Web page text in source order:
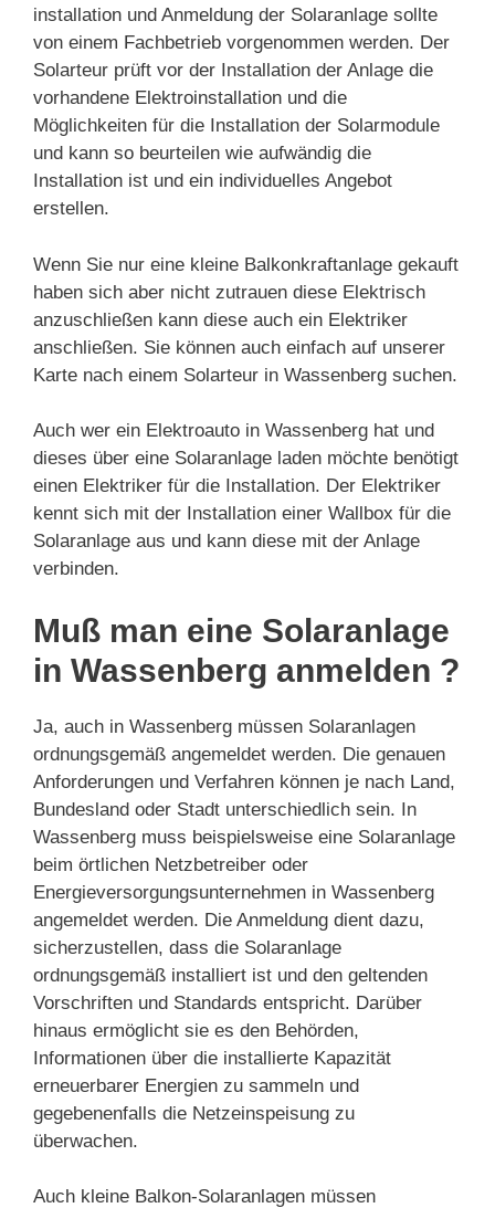
installation und Anmeldung der Solaranlage sollte
von einem Fachbetrieb vorgenommen werden. Der
Solarteur prüft vor der Installation der Anlage die
vorhandene Elektroinstallation und die
Möglichkeiten für die Installation der Solarmodule
und kann so beurteilen wie aufwändig die
Installation ist und ein individuelles Angebot
erstellen.
Wenn Sie nur eine kleine Balkonkraftanlage gekauft
haben sich aber nicht zutrauen diese Elektrisch
anzuschließen kann diese auch ein Elektriker
anschließen. Sie können auch einfach auf unserer
Karte nach einem Solarteur in Wassenberg suchen.
Auch wer ein Elektroauto in Wassenberg hat und
dieses über eine Solaranlage laden möchte benötigt
einen Elektriker für die Installation. Der Elektriker
kennt sich mit der Installation einer Wallbox für die
Solaranlage aus und kann diese mit der Anlage
verbinden.
Muß man eine Solaranlage
in Wassenberg anmelden ?
Ja, auch in Wassenberg müssen Solaranlagen
ordnungsgemäß angemeldet werden. Die genauen
Anforderungen und Verfahren können je nach Land,
Bundesland oder Stadt unterschiedlich sein. In
Wassenberg muss beispielsweise eine Solaranlage
beim örtlichen Netzbetreiber oder
Energieversorgungsunternehmen in Wassenberg
angemeldet werden. Die Anmeldung dient dazu,
sicherzustellen, dass die Solaranlage
ordnungsgemäß installiert ist und den geltenden
Vorschriften und Standards entspricht. Darüber
hinaus ermöglicht sie es den Behörden,
Informationen über die installierte Kapazität
erneuerbarer Energien zu sammeln und
gegebenenfalls die Netzeinspeisung zu
überwachen.
Auch kleine Balkon-Solaranlagen müssen